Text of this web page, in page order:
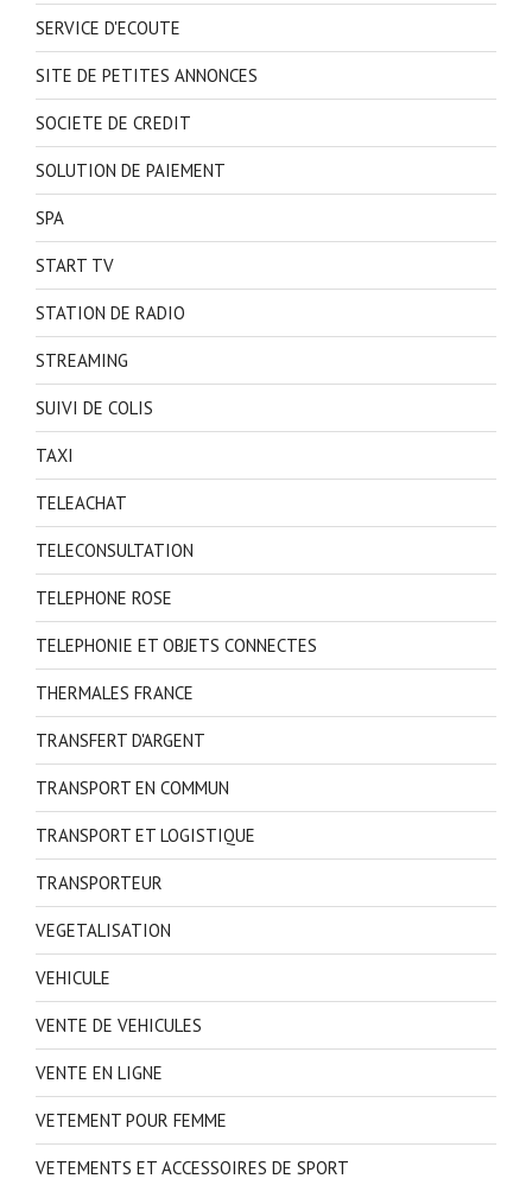
SERVICE D'ECOUTE
SITE DE PETITES ANNONCES
SOCIETE DE CREDIT
SOLUTION DE PAIEMENT
SPA
START TV
STATION DE RADIO
STREAMING
SUIVI DE COLIS
TAXI
TELEACHAT
TELECONSULTATION
TELEPHONE ROSE
TELEPHONIE ET OBJETS CONNECTES
THERMALES FRANCE
TRANSFERT D'ARGENT
TRANSPORT EN COMMUN
TRANSPORT ET LOGISTIQUE
TRANSPORTEUR
VEGETALISATION
VEHICULE
VENTE DE VEHICULES
VENTE EN LIGNE
VETEMENT POUR FEMME
VETEMENTS ET ACCESSOIRES DE SPORT